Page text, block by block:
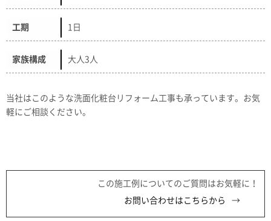
工期 1日
家族構成 大人3人
当社はこのような洗面化粧台リフォーム工事も承っています。お気
軽にご相談ください。
この施工例についてのご質問はお気軽に！
お問い合わせはこちらから